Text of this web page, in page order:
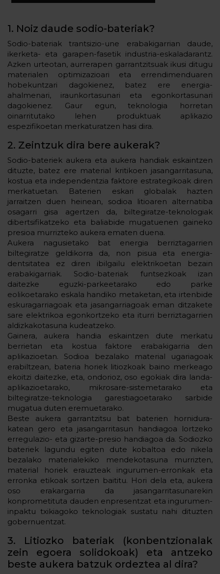
1. Noiz daude sodio-bateriak?
Sodio-bateriak trantsizio-une erabakigarrian daude,
ikerketa- eta garapen-fasetik industria-eskaladarantz.
Azken urteotan, aurrerapen garrantzitsuak ikusi ditugu
materialen optimizazioari eta errendimenduaren
hobekuntzari dagokienez, batez ere energia-
ahalmenari, iraunkortasunari eta egonkortasunari
dagokienez. Gaur egun, teknologia horretan
oinarritutako lehen produktuak aplikazio
espezifikoetan merkaturatzen hasi dira.
2. Zeintzuk dira bere aukerak?
Sodio-bateriek aukera eta aukera handiak eskaintzen
dituzte, batez ere material kritikoen jasangarritasuna,
kostua eta independentzia faktore estrategikoak diren
merkatuetan. Baterien eskari globalak hazten
jarraitzen duen heinean, sodioa litioaren alternatiba
osagarri gisa agertzen da, biltegiratze-teknologiak
dibertsifikatzeko eta baliabide mugatuenen gaineko
presioa murrizteko aukera ematen duena.
Aukera nagusietako bat energia berriztagarrien
biltegiratze geldikorra da, non pisua eta energia-
dentsitatea ez diren ibilgailu elektrikoetan bezain
erabakigarriak. Sodio-bateriak funtsezkoak izan
daitezke eguzki-parkeetarako edo parke
eolikoetarako eskala handiko metaketan, eta irtenbide
eskuragarriagoak eta jasangarriagoak eman ditzakete
sare elektrikoa egonkortzeko eta iturri berriztagarrien
aldizkakotasuna kudeatzeko.
Gainera, aukera handia eskaintzen dute merkatu
berrietan eta kostua faktore erabakigarria den
aplikazioetan. Sodioa bezalako material ugariagoak
erabiltzean, bateria horiek litiozkoak baino merkeago
ekoitzi daitezke, eta, ondorioz, oso egokiak dira landa-
aplikazioetarako, mikrosare-sistemetarako eta
biltegiratze-teknologia garestiagoetarako sarbide
mugatua duten eremuetarako.
Beste aukera garrantzitsu bat baterien hornidura-
katean gero eta jasangarritasun handiagoa lortzeko
erregulazio- eta gizarte-presio handiagoa da. Sodiozko
bateriek lagundu egiten dute kobaltoa edo nikela
bezalako materialekiko mendekotasuna murrizten,
material horiek erauzteak ingurumen-erronkak eta
erronka etikoak sortzen baititu. Hori dela eta, aukera
oso erakargarria da jasangarritasunarekin
konprometituta dauden enpresentzat eta ingurumen-
inpaktu txikiagoko teknologiak sustatu nahi dituzten
gobernuentzat.
3. Litiozko bateriak (konbentzionalak
zein egoera solidokoak) eta antzeko
beste aukera batzuk ordeztea al dira?